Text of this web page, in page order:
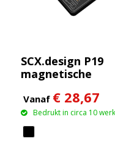
SCX.design P19
magnetische
van 5000 mAh 5 W
Vanaf € 28,67
Bedrukt in circa 10